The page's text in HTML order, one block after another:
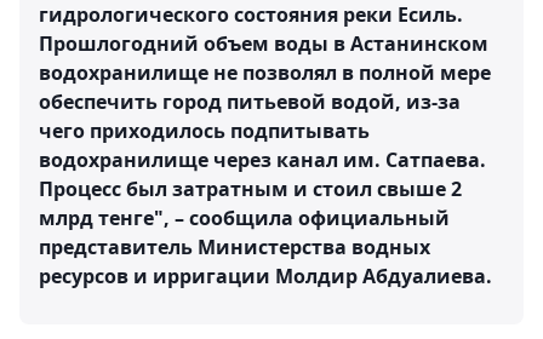
гидрологического состояния реки Есиль.
Прошлогодний объем воды в Астанинском
водохранилище не позволял в полной мере
обеспечить город питьевой водой, из-за
чего приходилось подпитывать
водохранилище через канал им. Сатпаева.
Процесс был затратным и стоил свыше 2
млрд тенге", – сообщила официальный
представитель Министерства водных
ресурсов и ирригации Молдир Абдуалиева.